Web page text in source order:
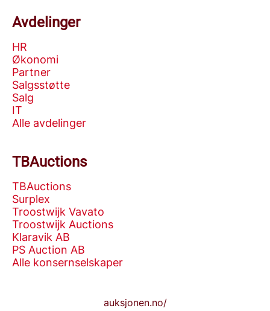
Avdelinger
HR
Økonomi
Partner
Salgsstøtte
Salg
IT
Alle avdelinger
TBAuctions
TBAuctions
Surplex
Troostwijk Vavato
Troostwijk Auctions
Klaravik AB
PS Auction AB
Alle konsernselskaper
auksjonen.no/